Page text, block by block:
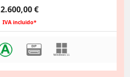
Precio
2.600,00 €
IVA incluido*